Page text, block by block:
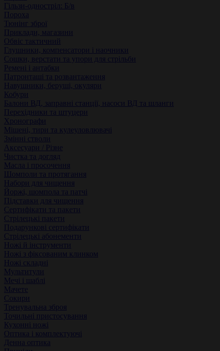
Гільзи-одностріл: Б/в
Пороха
Тюнінг зброї
Приклади, магазини
Обвіс тактичний
Глушники, компенсатори і наочники
Сошки, верстати та упори для стрільби
Ремені і антабки
Патронташі та розвантаження
Навушники, беруші, окуляри
Кобури
Балони ВД, заправні станції, насоси ВД та шланги
Перехідники та штуцери
Хронографи
Мішені, тири та кулеуловлювачі
Змінні стволи
Аксесуари / Різне
Чистка та догляд
Масла і просочення
Шомполи та протягання
Набори для чищення
Йоржі, шомпола та патчі
Підставки для чищення
Сертифікати та пакети
Стрілецькі пакети
Подарункові сертифікати
Стрілецькі абонементи
Ножі й інструменти
Ножі з фіксованим клинком
Ножі складні
Мультитули
Мечі і шаблі
Мачете
Сокири
Тренувальна зброя
Точильні пристосування
Кухонні ножі
Оптика і комплектуючі
Денна оптика